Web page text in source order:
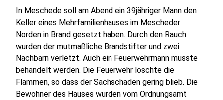
In Meschede soll am Abend ein 39jähriger Mann den
Keller eines Mehrfamilienhauses im Mescheder
Norden in Brand gesetzt haben. Durch den Rauch
wurden der mutmaßliche Brandstifter und zwei
Nachbarn verletzt. Auch ein Feuerwehrmann musste
behandelt werden. Die Feuerwehr löschte die
Flammen, so dass der Sachschaden gering blieb. Die
Bewohner des Hauses wurden vom Ordnungsamt